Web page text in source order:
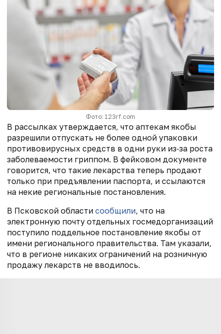
Фото: 123rf.com
В рассылках утверждается, что аптекам якобы
разрешили отпускать не более одной упаковки
противовирусных средств в одни руки из‑за роста
заболеваемости гриппом. В фейковом документе
говорится, что такие лекарства теперь продают
только при предъявлении паспорта, и ссылаются
на некие региональные постановления.
В Псковской области сообщили, что на
электронную почту отдельных госмедорганизаций
поступило поддельное постановление якобы от
имени регионального правительства. Там указали,
что в регионе никаких ограничений на розничную
продажу лекарств не вводилось.